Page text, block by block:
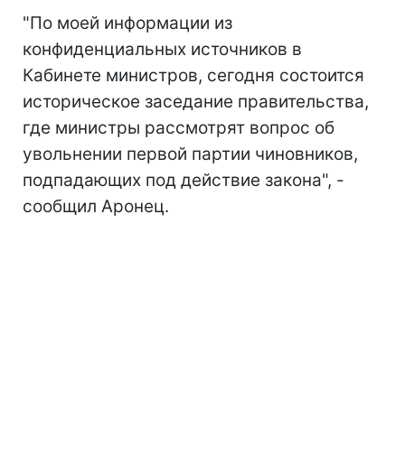
"По моей информации из
конфиденциальных источников в
Кабинете министров, сегодня состоится
историческое заседание правительства,
где министры рассмотрят вопрос об
увольнении первой партии чиновников,
подпадающих под действие закона", -
сообщил Аронец.